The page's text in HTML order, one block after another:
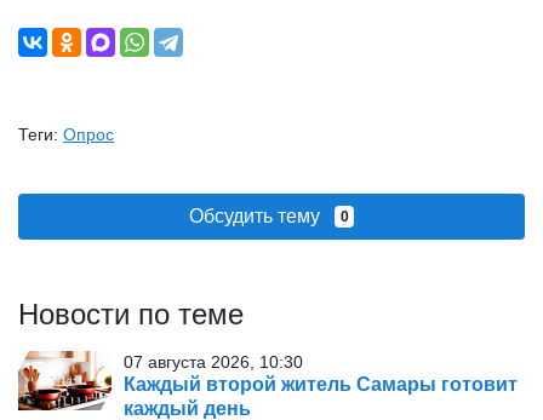
Теги: Опрос
Обсудить тему 0
Новости по теме
07 августа 2026, 10:30
Каждый второй житель Самары готовит
каждый день